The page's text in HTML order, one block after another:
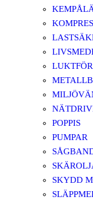
POPPIS
PUMPAR
SKYDD